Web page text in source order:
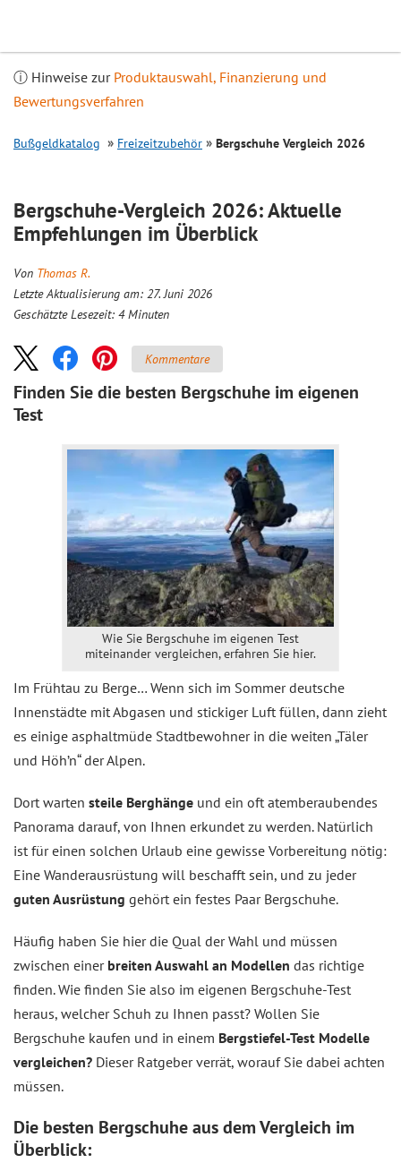
ⓘ Hinweise zur Produktauswahl, Finanzierung und
Bewertungsverfahren
Bußgeldkatalog Freizeitzubehör Bergschuhe Vergleich 2026
Bergschuhe-Vergleich 2026: Aktuelle
Empfehlungen im Überblick
Von Thomas R.
Letzte Aktualisierung am: 27. Juni 2026
Geschätzte Lesezeit: 4 Minuten
Kommentare
Finden Sie die besten Bergschuhe im eigenen
Test
Wie Sie Bergschuhe im eigenen Test
miteinander vergleichen, erfahren Sie hier.
Im Frühtau zu Berge… Wenn sich im Sommer deutsche
Innenstädte mit Abgasen und stickiger Luft füllen, dann zieht
es einige asphaltmüde Stadtbewohner in die weiten „Täler
und Höh’n“ der Alpen.
Dort warten steile Berghänge und ein oft atemberaubendes
Panorama darauf, von Ihnen erkundet zu werden. Natürlich
ist für einen solchen Urlaub eine gewisse Vorbereitung nötig:
Eine Wanderausrüstung will beschafft sein, und zu jeder
guten Ausrüstung gehört ein festes Paar Bergschuhe.
Häufig haben Sie hier die Qual der Wahl und müssen
zwischen einer breiten Auswahl an Modellen das richtige
finden. Wie finden Sie also im eigenen Bergschuhe-Test
heraus, welcher Schuh zu Ihnen passt? Wollen Sie
Bergschuhe kaufen und in einem Bergstiefel-Test Modelle
vergleichen? Dieser Ratgeber verrät, worauf Sie dabei achten
müssen.
Die besten Bergschuhe aus demVergleich im
Überblick: